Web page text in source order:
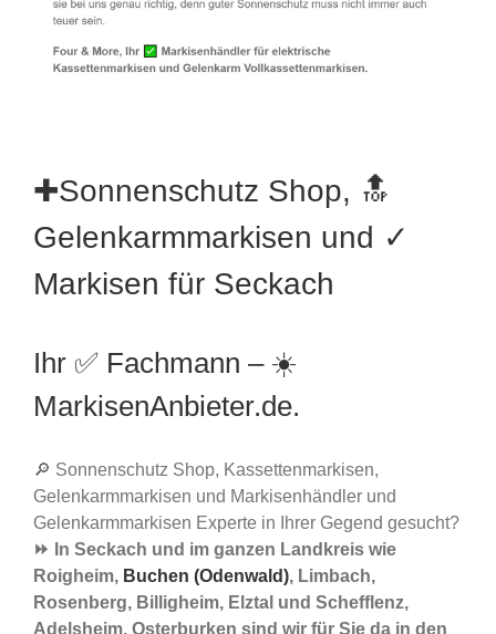
✚Sonnenschutz Shop, 🔝
Gelenkarmmarkisen und ✓
Markisen für Seckach
Ihr ✅ Fachmann – ☀️
MarkisenAnbieter.de.
🔎 Sonnenschutz Shop, Kassettenmarkisen,
Gelenkarmmarkisen und Markisenhändler und
Gelenkarmmarkisen Experte in Ihrer Gegend gesucht?
⏩ In Seckach und im ganzen Landkreis wie
Roigheim, Buchen (Odenwald), Limbach,
Rosenberg, Billigheim, Elztal und Schefflenz,
Adelsheim, Osterburken sind wir für Sie da in den